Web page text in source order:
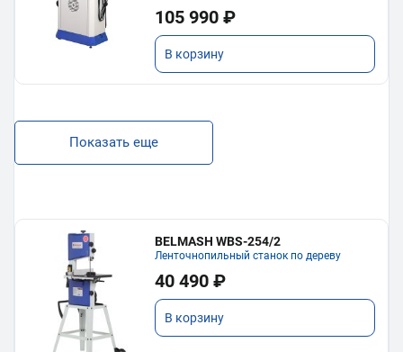
105 990 ₽
В корзину
Показать еще
BELMASH WBS-254/2
Ленточнопильный станок по дереву
40 490 ₽
В корзину